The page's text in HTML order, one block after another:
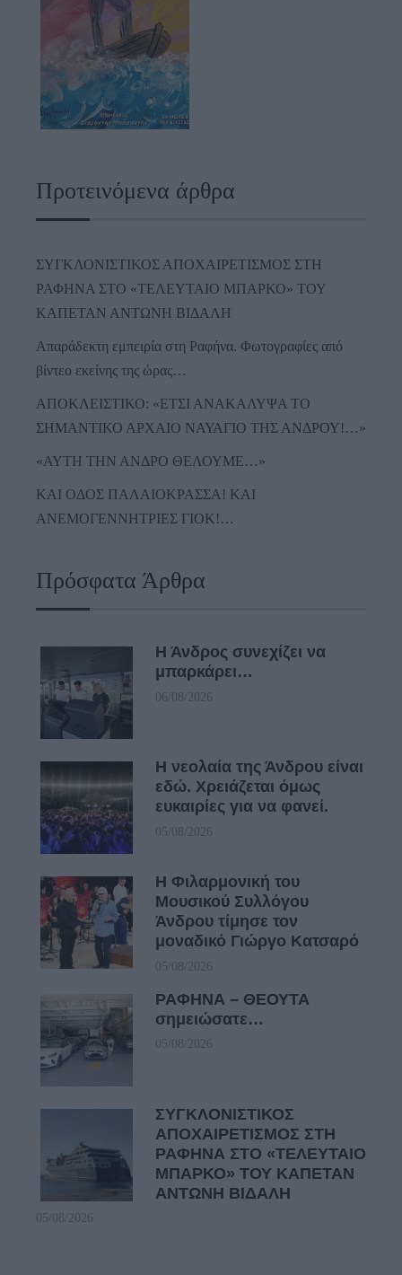
Προτεινόμενα άρθρα
ΣΥΓΚΛΟΝΙΣΤΙΚΟΣ ΑΠΟΧΑΙΡΕΤΙΣΜΟΣ ΣΤΗ
ΡΑΦΗΝΑ ΣΤΟ «ΤΕΛΕΥΤΑΙΟ ΜΠΑΡΚΟ» ΤΟΥ
ΚΑΠΕΤΑΝ ΑΝΤΩΝΗ ΒΙΔΑΛΗ
Απαράδεκτη εμπειρία στη Ραφήνα. Φωτογραφίες από
βίντεο εκείνης της ώρας…
ΑΠΟΚΛΕΙΣΤΙΚΟ: «ΕΤΣΙ ΑΝΑΚΑΛΥΨΑ ΤΟ
ΣΗΜΑΝΤΙΚΟ ΑΡΧΑΙΟ ΝΑΥΑΓΙΟ ΤΗΣ ΑΝΔΡΟΥ!…»
«ΑΥΤΗ ΤΗΝ ΑΝΔΡΟ ΘΕΛΟΥΜΕ…»
ΚΑΙ ΟΔΟΣ ΠΑΛΑIΟΚΡΑΣΣΑ! ΚΑΙ
ΑΝΕΜΟΓΕΝΝΗΤΡΙΕΣ ΓΙΟΚ!…
Πρόσφατα Άρθρα
Η Άνδρος συνεχίζει να
μπαρκάρει…
06/08/2026
Η νεολαία της Άνδρου είναι
εδώ. Χρειάζεται όμως
ευκαιρίες για να φανεί.
05/08/2026
Η Φιλαρμονική του
Μουσικού Συλλόγου
Άνδρου τίμησε τον
μοναδικό Γιώργο Κατσαρό
05/08/2026
ΡΑΦΗΝΑ – ΘΕΟΥΤΑ
σημειώσατε…
05/08/2026
ΣΥΓΚΛΟΝΙΣΤΙΚΟΣ
ΑΠΟΧΑΙΡΕΤΙΣΜΟΣ ΣΤΗ
ΡΑΦΗΝΑ ΣΤΟ «ΤΕΛΕΥΤΑΙΟ
ΜΠΑΡΚΟ» ΤΟΥ ΚΑΠΕΤΑΝ
ΑΝΤΩΝΗ ΒΙΔΑΛΗ
05/08/2026